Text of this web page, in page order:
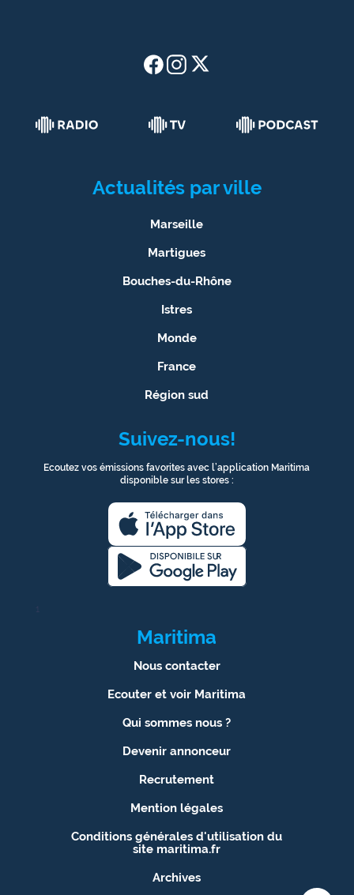
Actualités par ville
Marseille
Martigues
Bouches-du-Rhône
Istres
Monde
France
Région sud
Suivez-nous!
Ecoutez vos émissions favorites avec l’application Maritima
disponible sur les stores :
1
Maritima
Nous contacter
Ecouter et voir Maritima
Qui sommes nous ?
Devenir annonceur
Recrutement
Mention légales
Conditions générales d'utilisation du
site maritima.fr
Archives